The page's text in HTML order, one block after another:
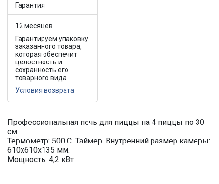
Гарантия
12 месяцев
Гарантируем упаковку
заказанного товара,
которая обеспечит
целостность и
сохранность его
товарного вида
Условия возврата
Профессиональная печь для пиццы на 4 пиццы по 30
см.
Термометр: 500 С. Таймер. Внутренний размер камеры:
610x610x135 мм.
Мощность: 4,2 кВт